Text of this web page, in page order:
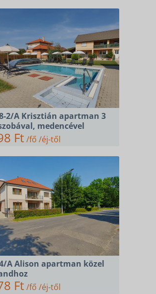
2/A Krisztián apartman 3
medencével
Ft /fő /éj-től
A Alison apartman közel
Ft /fő /éj-től